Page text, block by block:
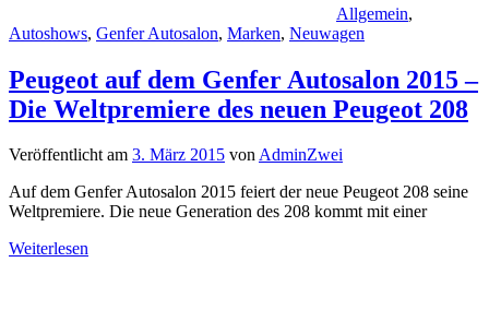
Allgemein,
Autoshows, Genfer Autosalon, Marken, Neuwagen
Peugeot auf dem Genfer Autosalon 2015 –
Die Weltpremiere des neuen Peugeot 208
Veröffentlicht am 3. März 2015 vonAdminZwei
Auf dem Genfer Autosalon 2015 feiert der neue Peugeot 208 seine
Weltpremiere. Die neue Generation des 208 kommt mit einer
Weiterlesen